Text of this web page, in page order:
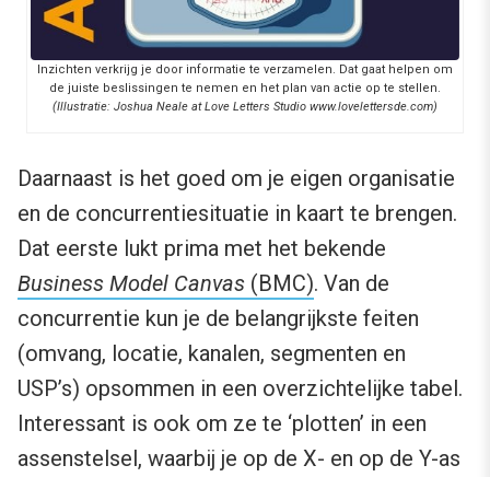
Inzichten verkrijg je door informatie te verzamelen. Dat gaat helpen om
de juiste beslissingen te nemen en het plan van actie op te stellen.
(Illustratie: Joshua Neale at Love Letters Studio www.lovelettersde.com)
Daarnaast is het goed om je eigen organisatie
en de concurrentiesituatie in kaart te brengen.
Dat eerste lukt prima met het bekende
Business Model Canvas (BMC). Van de
concurrentie kun je de belangrijkste feiten
(omvang, locatie, kanalen, segmenten en
USP’s) opsommen in een overzichtelijke tabel.
Interessant is ook om ze te ‘plotten’ in een
assenstelsel, waarbij je op de X- en op de Y-as